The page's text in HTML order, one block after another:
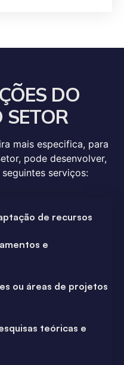
DO
SETOR
mais especifica, para
pode desenvolver,
serviços:
de recursos
e
ou áreas de projetos
teóricas e